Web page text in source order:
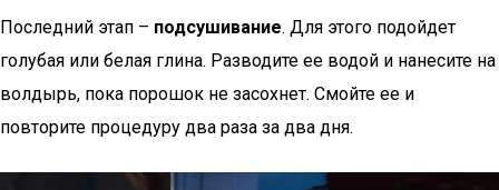
Последний этап – подсушивание. Для этого подойдет
голубая или белая глина. Разводите ее водой и нанесите на
волдырь, пока порошок не засохнет. Смойте ее и
повторите процедуру два раза за два дня.